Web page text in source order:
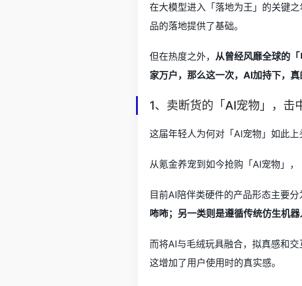
在大模型进入「落地为王」的关键
品的落地提供了基础。
但在热度之外， 从曾经风靡全球的
家万户，那么这一次，AI加持下，真
1、卖断货的「AI宠物」，击
这届年轻人为何对「AI宠物」如此上
从氪金养宠到如今抢购「AI宠物」
目前AI陪伴类硬件的产品形态主要分
咘咘；另一类则是遵循传统仿生机器
而将AI与毛绒玩具融合，拟真感和
这增加了用户使用时的真实感。